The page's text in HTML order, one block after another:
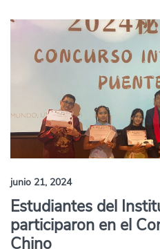
junio 21, 2024
Estudiantes del
participaron en el
Chino